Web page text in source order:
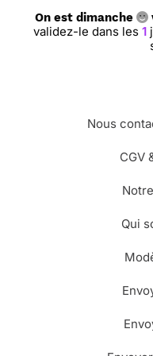
créer
On est dimanche
validez-le dans les 1
Nous
CGV
Qui